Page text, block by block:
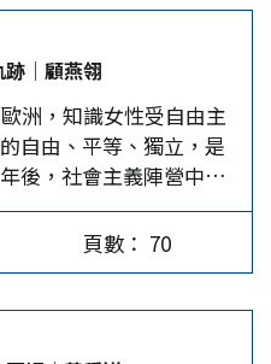
一國恥。 127年前，在
啟超聽到台灣被割讓的
餘人「公車上書」，痛
大」；反對割地求和，
台籍進士、舉人聯名
朝廷割棄臺地以與倭
哭，閭巷婦孺莫不欲食
仇，誰肯甘心降敵！縱
，全台之民使之戰而
跡│顧燕翎
洲，知識女性受自由主
自由、平等、獨立，是
後，社會主義陣營中的
集體主義」，取代「自
家務和個別家庭中解放
發現左派團體雖以民主
此影響，並與外在的
頁數： 70